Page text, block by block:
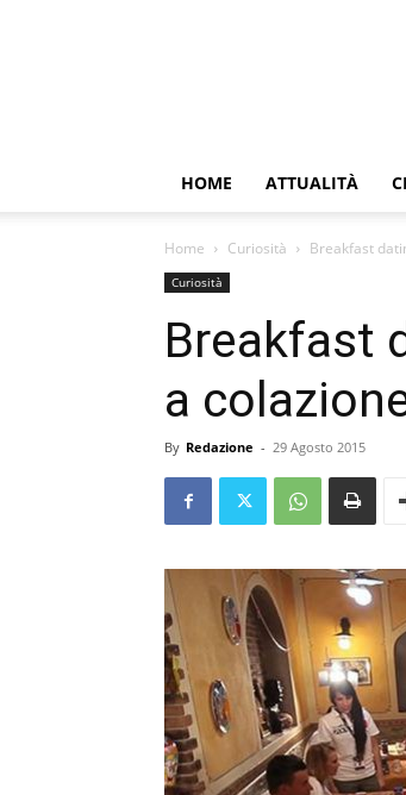
HOME ATTUALITÀ
Home Curiosità Breakfast
Curiosità
Breakfast
a
By Redazione - 29 Agosto 2015